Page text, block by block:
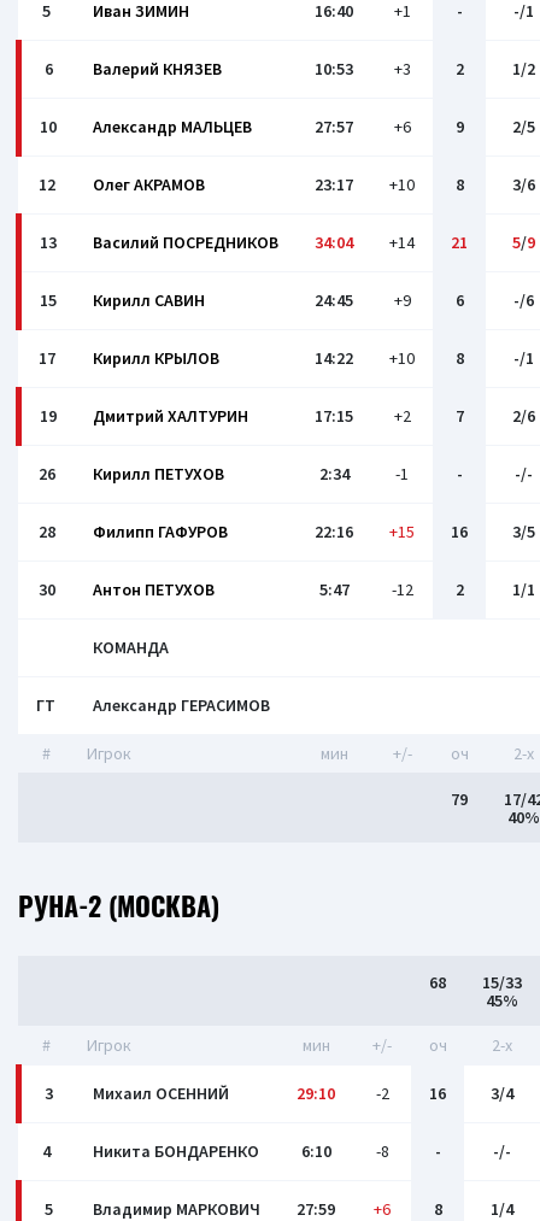
5 Иван ЗИМИН 16:40 +1 - -/1
6 Валерий КНЯЗЕВ 10:53 +3 2 1/2
10 Александр МАЛЬЦЕВ 27:57 +6 9 2/5
12 Олег АКРАМОВ 23:17 +10 8 3/6
13 Василий ПОСРЕДНИКОВ 34:04 +14 21 5/9
15 Кирилл САВИН 24:45 +9 6 -/6
17 Кирилл КРЫЛОВ 14:22 +10 8 -/1
19 Дмитрий ХАЛТУРИН 17:15 +2 7 2/6
26 Кирилл ПЕТУХОВ 2:34 -1 - -/-
28 Филипп ГАФУРОВ 22:16 +15 16 3/5
30 Антон ПЕТУХОВ 5:47 -12 2 1/1
КОМАНДА
ГТ Александр ГЕРАСИМОВ
# Игрок мин +/- оч 2-x
79
17/
40%
РУНА-2 (МОСКВА)
68
15/33
45%
# Игрок мин +/- оч 2-x
3 Михаил ОСЕННИЙ 29:10 -2 16 3/4
4 Никита БОНДАРЕНКО 6:10 -8 - -/-
5 Владимир МАРКОВИЧ 27:59 +6 8 1/4